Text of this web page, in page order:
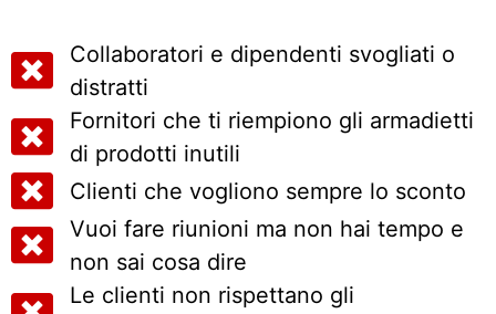
Collaboratori e dipendenti svogliati o
distratti
Fornitori che ti riempiono gli armadietti
di prodotti inutili
Clienti che vogliono sempre lo sconto
Vuoi fare riunioni ma non hai tempo e
non sai cosa dire
Le clienti non rispettano gli